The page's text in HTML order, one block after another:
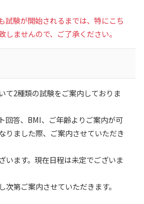
試験が開始されるまでは、特にこち
しませんので、ご了承ください。
て2種類の試験をご案内しておりま
回答、BMI、ご年齢よりご案内が可
りました際、ご案内させていただき
ます。現在日程は未定でございま
次第ご案内させていただきます。